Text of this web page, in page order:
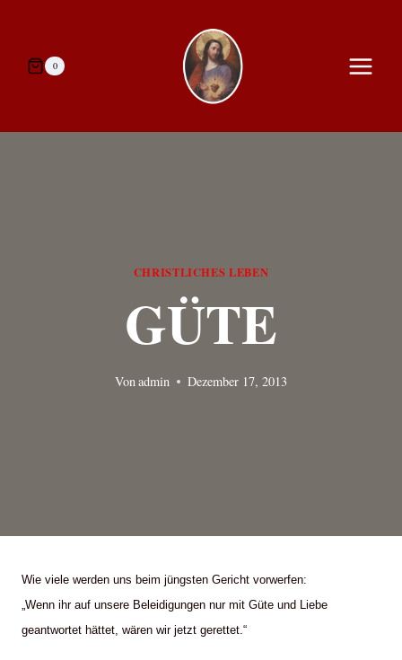
springen0
CHRISTLICHES LEBEN
GÜTE
Vonadmin Dezember 17, 2013
Wie viele werden uns beim jüngsten Gericht vorwerfen:
„Wenn ihr auf unsere Beleidigungen nur mit Güte und Liebe
geantwortet hättet, wären wir jetzt gerettet.“